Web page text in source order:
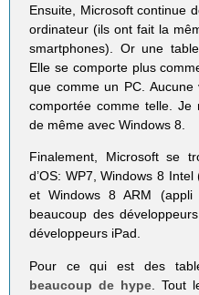
Ensuite, Microsoft continue
ordinateur (ils ont fait la
smartphones). Or une
Elle se comporte plus
que comme un PC. Aucune
comportée comme telle. Je
de même avec Windows 8.
Finalement, Microsoft se
d’OS: WP7, Windows 8
et Windows 8 ARM (appli
beaucoup des
développeurs iPad.
Pour ce qui est des
beaucoup de hype . Tout